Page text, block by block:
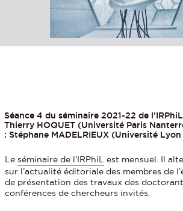
Séance 4 du séminaire 2021-22 de
Thierry HOQUET (Université Paris
: Stéphane MADELRIEUX (Université
Leséminaire de l’IRPhiL
est mensuel. Il
sur l’actualité éditoriale des membres de
de présentation des travaux des
conférences de chercheurs invités.